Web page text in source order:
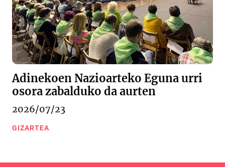
Adinekoen Nazioarteko Eguna urri
osora zabalduko da aurten
2026/07/23
GIZARTEA